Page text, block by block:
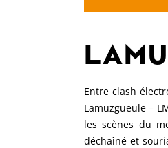
Entre clash
Lamuzgueule –
les scènes du
déchaîné et